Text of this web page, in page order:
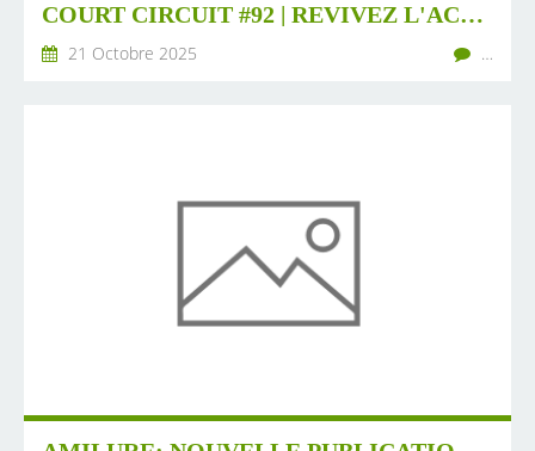
COURT CIRCUIT #92 | REVIVEZ L'ACTUALITÉ DE L'ÉNERGIE CITOYENNE
21 Octobre 2025 …